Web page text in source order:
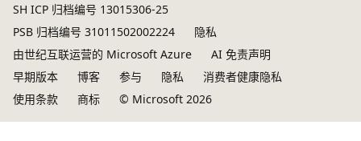
SH ICP 归档编号 13015306-25
PSB 归档编号 31011502002224
隐私
由世纪互联运营的 Microsoft Azure
AI 免责声明
早期版本
博客 参与 隐私
消费者健康隐私
使用条款
商标 © Microsoft 2026